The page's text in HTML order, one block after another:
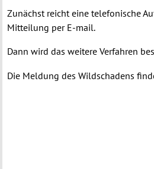
Zunächst reicht eine telefonische
Mitteilung per E-mail.
Dann wird das weitere Verfahren
Die Meldung des Wildschadens